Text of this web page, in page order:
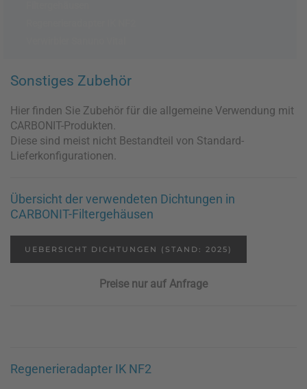
Sonstiges Zubehör
Hier finden Sie Zubehör für die allgemeine Verwendung mit
CARBONIT-Produkten.
Diese sind meist nicht Bestandteil von Standard-
Lieferkonfigurationen.
Übersicht der verwendeten Dichtungen in
CARBONIT-Filtergehäusen
UEBERSICHT DICHTUNGEN (STAND: 2025)
Preise nur auf Anfrage
Regenerieradapter IK NF2